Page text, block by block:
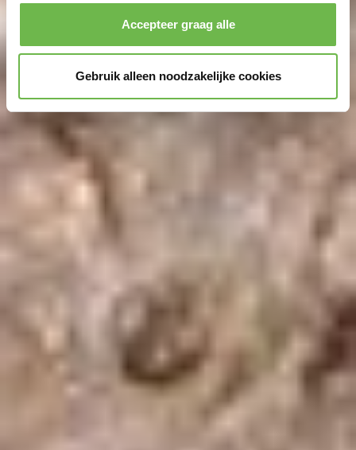
Accepteer graag alle
Gebruik alleen noodzakelijke cookies